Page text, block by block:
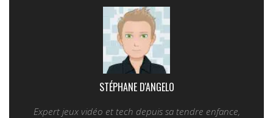
STÉPHANE D'ANGELO
Expert jeux vidéo et tech depuis sa tendre enfance,